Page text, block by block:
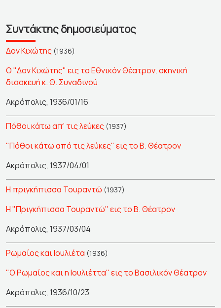
Συντάκτης δημοσιεύματος
Δον Κιχώτης (1936)
Ο "Δον Κιχώτης" εις το Εθνικόν Θέατρον, σκηνική
διασκευή κ. Θ. Συναδινού
Ακρόπολις, 1936/01/16
Πόθοι κάτω απ' τις λεύκες (1937)
"Πόθοι κάτω από τις λεύκες" εις το Β. Θέατρον
Ακρόπολις, 1937/04/01
Η πριγκήπισσα Τουραντώ (1937)
Η "Πριγκήπισσα Τουραντώ" εις το Β. Θέατρον
Ακρόπολις, 1937/03/04
Ρωμαίος και Ιουλιέτα (1936)
"Ο Ρωμαίος και η Ιουλιέττα" εις το Βασιλικόν Θέατρον
Ακρόπολις, 1936/10/23